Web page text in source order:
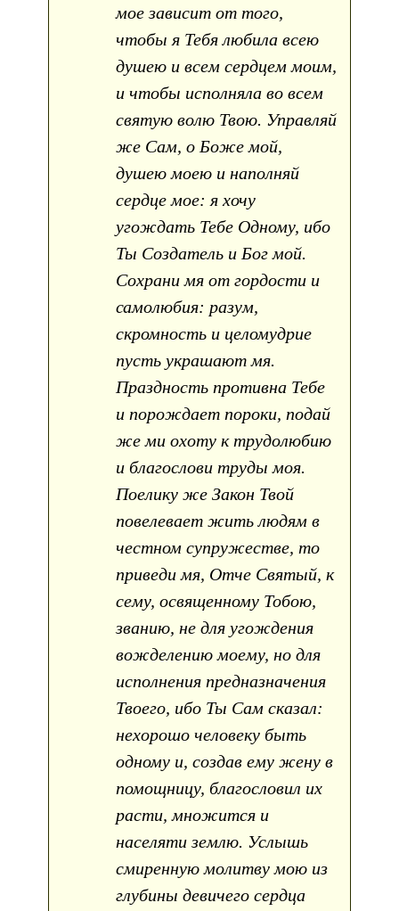
мое зависит от того,
чтобы я Тебя любила всею
душею и всем сердцем моим,
и чтобы исполняла во всем
святую волю Твою. Управляй
же Сам, о Боже мой,
душею моею и наполняй
сердце мое: я хочу
угождать Тебе Одному, ибо
Ты Создатель и Бог мой.
Сохрани мя от гордости и
самолюбия: разум,
скромность и целомудрие
пусть украшают мя.
Праздность противна Тебе
и порождает пороки, подай
же ми охоту к трудолюбию
и благослови труды моя.
Поелику же Закон Твой
повелевает жить людям в
честном супружестве, то
приведи мя, Отче Святый, к
сему, освященному Тобою,
званию, не для угождения
вожделению моему, но для
исполнения предназначения
Твоего, ибо Ты Сам сказал:
нехорошо человеку быть
одному и, создав ему жену в
помощницу, благословил их
расти, множится и
населяти землю. Услышь
смиренную молитву мою из
глубины девичего сердца